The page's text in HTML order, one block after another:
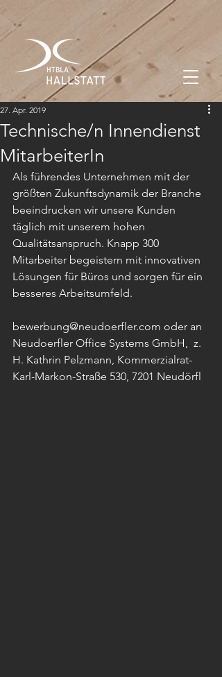
Technische/n Innendienst
MitarbeiterIn
27. Apr. 2019
Als führendes Unternehmen mit der
größten Zukunftsdynamik der Branche
beeindrucken wir unsere Kunden
täglich mit unserem hohen
Qualitätsanspruch. Knapp 300
Mitarbeiter begeistern mit innovativen
Lösungen für Büros und sorgen für ein
besseres Arbeitsumfeld.
bewerbung@neudoerfler.com oder an
Neudoerfler Office Systems GmbH,  z.
H. Kathrin Pelzmann, Kommerzialrat-
Karl-Markon-Straße 530, 7201 Neudörfl